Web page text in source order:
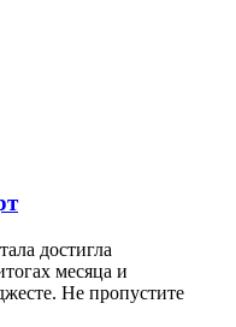
достигла
месяца и
Не пропустите